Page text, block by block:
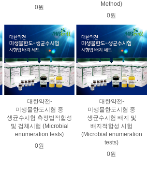
0원
Method)
0원
대한약전-
미생물한도시험 중
생균수시험 측정법적합성
및 검체시험 (Microbial
enumeration tests)
0원
대한약전-
미생물한도시험 중
생균수시험 배지 및
배지적합성 시험
(Microbial enumeration
tests)
0원